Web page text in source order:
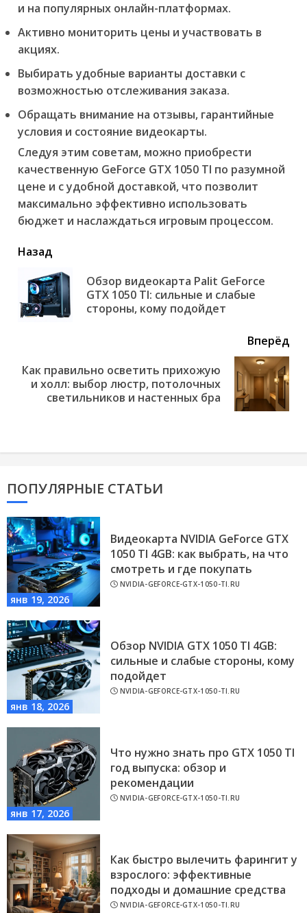
и на популярных онлайн-платформах.
Активно мониторить цены и участвовать в
акциях.
Выбирать удобные варианты доставки с
возможностью отслеживания заказа.
Обращать внимание на отзывы, гарантийные
условия и состояние видеокарты.
Следуя этим советам, можно приобрести
качественную GeForce GTX 1050 TI по разумной
цене и с удобной доставкой, что позволит
максимально эффективно использовать
бюджет и наслаждаться игровым процессом.
читать
еще
Назад
Обзор видеокарта Palit GeForce
GTX 1050 TI: сильные и слабые
стороны, кому подойдет
Вперёд
Next
Как правильно осветить прихожую
и холл: выбор люстр, потолочных
светильников и настенных бра
ПОПУЛЯРНЫЕ СТАТЬИ
янв 19, 2026
Видеокарта NVIDIA GeForce GTX
1050 TI 4GB: как выбрать, на что
смотреть и где покупать
NVIDIA-GEFORCE-GTX-1050-TI.RU
янв 18, 2026
Обзор NVIDIA GTX 1050 TI 4GB:
сильные и слабые стороны, кому
подойдет
NVIDIA-GEFORCE-GTX-1050-TI.RU
янв 17, 2026
Что нужно знать про GTX 1050 TI
год выпуска: обзор и
рекомендации
NVIDIA-GEFORCE-GTX-1050-TI.RU
Как быстро вылечить фарингит у
взрослого: эффективные
подходы и домашние средства
NVIDIA-GEFORCE-GTX-1050-TI.RU